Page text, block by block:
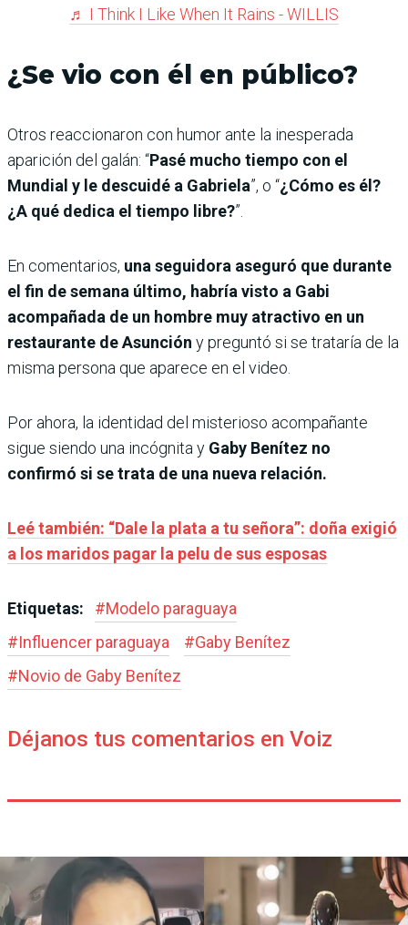
♬ I Think I Like When It Rains - WILLIS
¿Se vio con él en público?
Otros reaccionaron con humor ante la inesperada
aparición del galán: “Pasé mucho tiempo con el
Mundial y le descuidé a Gabriela”, o “¿Cómo es él?
¿A qué dedica el tiempo libre?”.
En comentarios, una seguidora aseguró que durante
el fin de semana último, habría visto a Gabi
acompañada de un hombre muy atractivo en un
restaurante de Asunción y preguntó si se trataría de la
misma persona que aparece en el video.
Por ahora, la identidad del misterioso acompañante
sigue siendo una incógnita y Gaby Benítez no
confirmó si se trata de una nueva relación.
Leé también: “Dale la plata a tu señora”: doña exigió
a los maridos pagar la pelu de sus esposas
Etiquetas: #Modelo paraguaya
#Influencer paraguaya #Gaby Benítez
#Novio de Gaby Benítez
Déjanos tus comentarios en Voiz